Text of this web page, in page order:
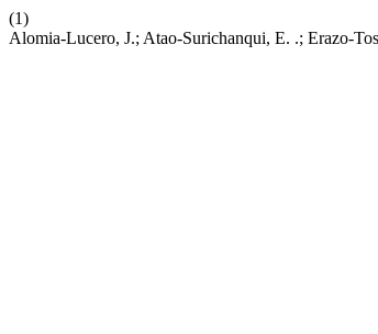
(1)
Alomia-Lucero, J.; Atao-Surichanqui, E. .; Erazo-